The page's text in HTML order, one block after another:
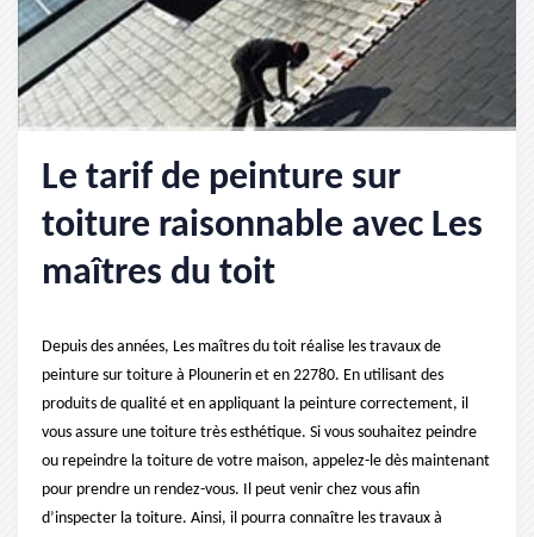
Le tarif de peinture sur
toiture raisonnable avec Les
maîtres du toit
Depuis des années, Les maîtres du toit réalise les travaux de
peinture sur toiture à Plounerin et en 22780. En utilisant des
produits de qualité et en appliquant la peinture correctement, il
vous assure une toiture très esthétique. Si vous souhaitez peindre
ou repeindre la toiture de votre maison, appelez-le dès maintenant
pour prendre un rendez-vous. Il peut venir chez vous afin
d’inspecter la toiture. Ainsi, il pourra connaître les travaux à